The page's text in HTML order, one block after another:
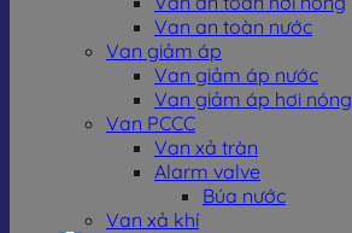
Van an toàn nước
Van giảm áp
Van giảm áp nước
Van giảm áp hơi nóng
Van PCCC
Van xả tràn
Alarm valve
Búa nước
Van xả khí